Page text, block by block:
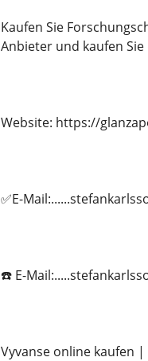
Kaufen Sie
Anbieter und kaufen
Website: https://
✅E-
☎️ E-
Vyvanse online kaufen